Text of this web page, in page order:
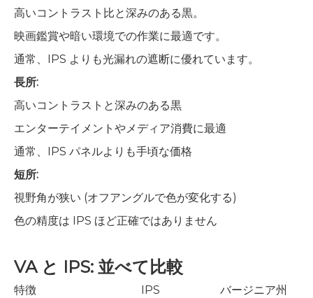
高いコントラスト比と深みのある黒。
映画鑑賞や暗い環境での作業に最適です。
通常、IPS よりも光漏れの遮断に優れています。
長所:
高いコントラストと深みのある黒
エンターテイメントやメディア消費に最適
通常、IPS パネルよりも手頃な価格
短所:
視野角が狭い (オフアングルで色が変化する)
色の精度は IPS ほど正確ではありません
VA と IPS: 並べて比較
特徴 IPS
バージニア州